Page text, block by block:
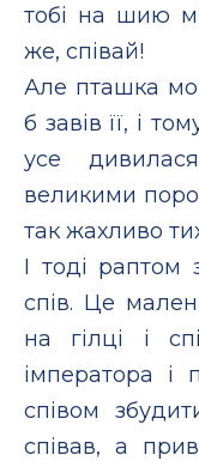
тобі на шию
же, співай!
Але пташка
б завів її, і
усе
великими
так жахливо
І тоді раптом
спів. Це
на гілці і
імператора і
співом
співав, а